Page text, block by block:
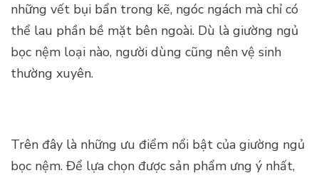
những vết bụi bẩn trong kẽ, ngóc ngách mà chỉ có
thể lau phần bề mặt bên ngoài. Dù là giường ngủ
bọc nệm loại nào, người dùng cũng nên vệ sinh
thường xuyên.
Trên đây là những ưu điểm nổi bật của giường ngủ
bọc nệm. Để lựa chọn được sản phẩm ưng ý nhất,